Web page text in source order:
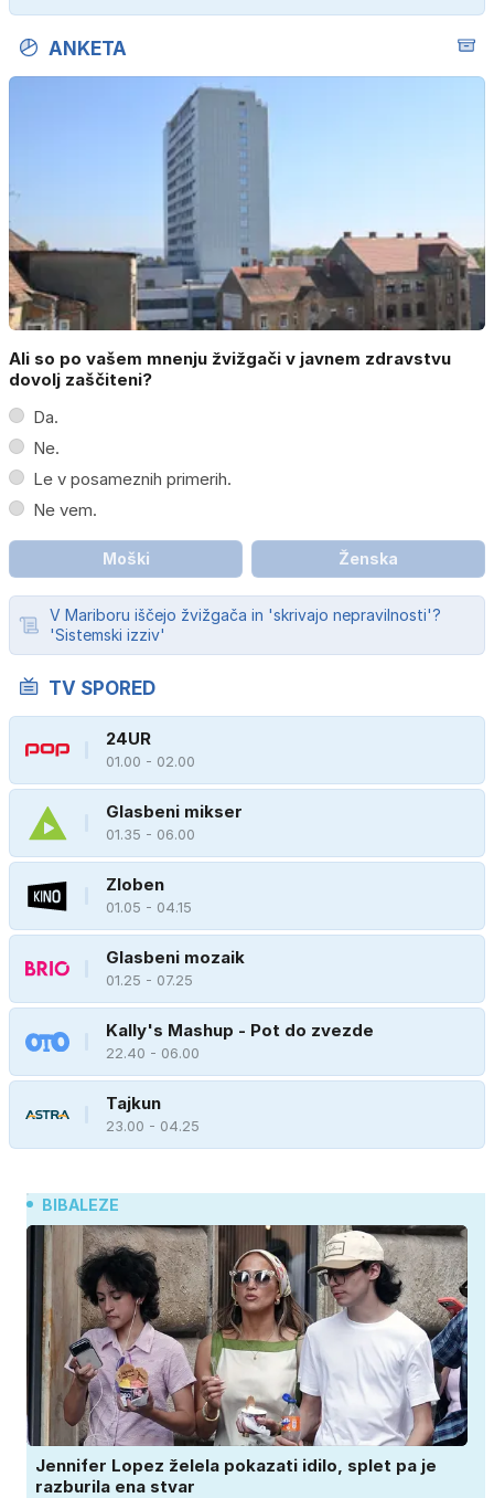
ANKETA
Ali so po vašem mnenju žvižgači v javnem zdravstvu
dovolj zaščiteni?
Da.
Ne.
Le v posameznih primerih.
Ne vem.
Moški Ženska
V Mariboru iščejo žvižgača in 'skrivajo nepravilnosti'?
'Sistemski izziv'
TV SPORED
24UR
01.00 - 02.00
Glasbeni mikser
01.35 - 06.00
Zloben
01.05 - 04.15
Glasbeni mozaik
01.25 - 07.25
Kally's Mashup - Pot do zvezde
22.40 - 06.00
Tajkun
23.00 - 04.25
BIBALEZE
Jennifer Lopez želela pokazati idilo, splet pa je
razburila ena stvar